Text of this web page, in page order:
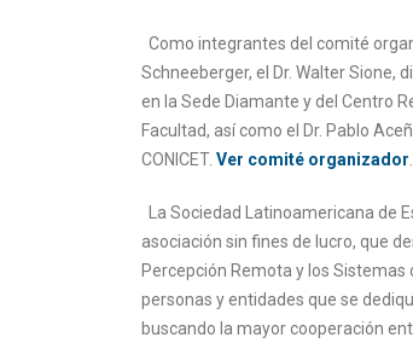
Como integrantes del comité
Schneeberger, el Dr. Walter Sione,
en la Sede Diamante y del Centro
Facultad, así como el Dr. Pablo
CONICET. Ver comité organizador
La Sociedad Latinoamericana de
asociación sin fines de lucro, que
Percepción Remota y los
personas y entidades que se
buscando la mayor cooperación